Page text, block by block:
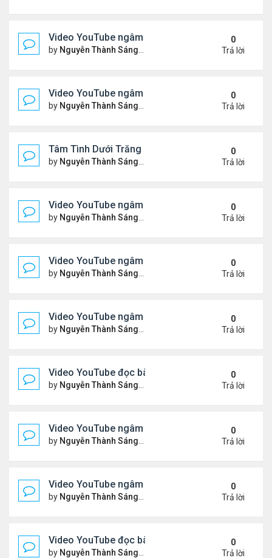
Video YouTube ngâm bài Thơ Nhạc Lục Bát "Để
by Nguyễn Thành Sáng Thứ 7 Tháng 5 16, 2026 10:35
0
Trả lời
Video YouTube ngâm bài thơ nhạc lục bát "Em Đi
by Nguyễn Thành Sáng Thứ 5 Tháng 5 14, 2026 7:20
0
Trả lời
Tâm Tình Dưới Trăng
by Nguyễn Thành Sáng Thứ 3 Tháng 5 12, 2026 3:15
0
Trả lời
Video YouTube ngâm bài thơ nhạc lục bát "Em Có
by Nguyễn Thành Sáng Thứ 7 Tháng 5 02, 2026 10:15
0
Trả lời
Video YouTube ngâm bài thơ nhạc lục bát "Nói
by Nguyễn Thành Sáng Thứ 3 Tháng 4 21, 2026 8:37
0
Trả lời
Video YouTube ngâm bài Thơ Nhạc Lục Bát: "Thơ
by Nguyễn Thành Sáng Thứ 4 Tháng 4 08, 2026 8:22
0
Trả lời
Video YouTube đọc bài thơ "Vậy Mà Ai Nỡ"
by Nguyễn Thành Sáng Thứ 6 Tháng 4 03, 2026 7:59
0
Trả lời
Video YouTube ngâm bài Thơ Nhạc Lục Bát: Em
by Nguyễn Thành Sáng Thứ 2 Tháng 3 30, 2026 8:19
0
Trả lời
Video YouTube ngâm bài Thơ Nhạc Lục Bát: Nỗi
by Nguyễn Thành Sáng Thứ 5 Tháng 3 26, 2026 8:13
0
Trả lời
Video YouTube đọc bài thơ "Đôi Mắt Của Em"
by Nguyễn Thành Sáng Thứ 6 Tháng 3 20, 2026 8:21
0
Trả lời